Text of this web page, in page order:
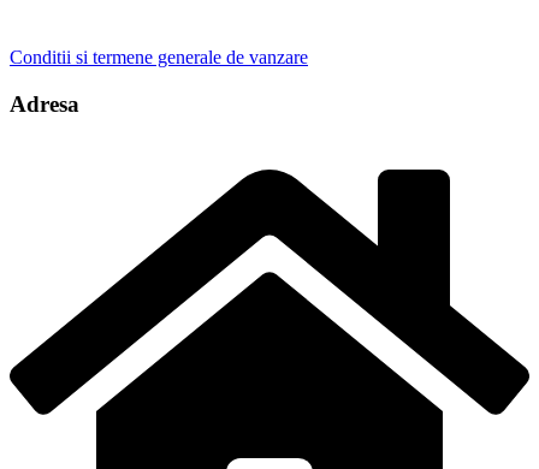
Conditii si termene generale de vanzare
Adresa